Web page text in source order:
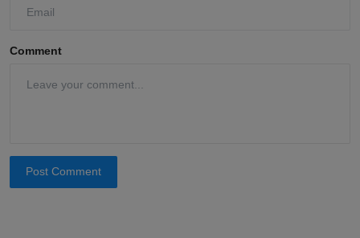
Comment
Post Comment